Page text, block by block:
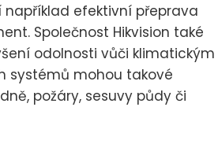
například efektivní přeprava
Společnost Hikvision také
odolnosti vůči klimatickým
systémů mohou takové
požáry, sesuvy půdy či